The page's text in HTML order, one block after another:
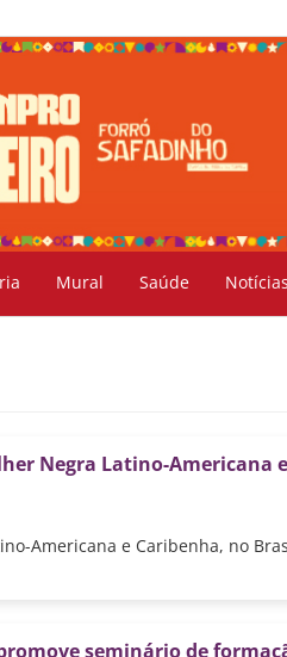
Mural Saúde Notícias
Negra Latino-Americana
Americana e Caribenha, no
seminário de